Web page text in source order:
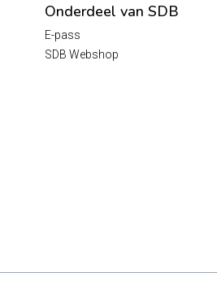
Onderdeel van SDB
E-pass
SDB Webshop